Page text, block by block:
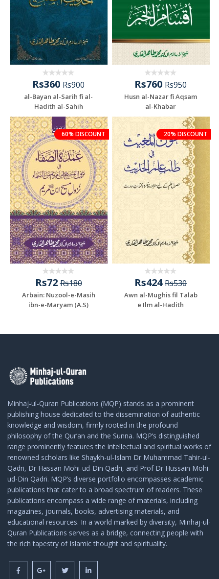
Rs360 Rs900
al-Bayan al-Sarih fi al-
Hadith al-Sahih
Rs760 Rs950
Husn al-Nazar fi Aqsam
al-Khabar
60% DISCOUNT
Rs72Rs180
Arbain: Nuzool-e-Masih
ibn-e-Maryam (A.S)
20% DISCOUNT
Rs424Rs530
Awn al-Mughis fil Talab
e Ilm al-Hadith
Minhaj-ul-Quran Publications (MQP) stands as a prominent
publishing house dedicated to the dissemination of authentic
knowledge and wisdom, firmly rooted in the profound
philosophy of the Qur’an and the Sunna. MQP’s distinguished
range prominently features the intellectual and spiritual works of
renowned scholars like Shaykh-ul-Islam Dr Muhammad Tahir-ul-
Qadri, Dr Hassan Mohi-ud-Din Qadri, and Prof Dr Hussain Mohi-
ud-Din Qadri. MQP’s diverse portfolio encompasses academic
publications that cater to a broad spectrum of readers. These
publications encompass a wide range of materials, including
magazines, journals, books, advertising materials, and
educational resources. In a world marked by diversity, Minhaj-ul-
Quran Publications serves as a bridge, connecting people with
the rich tapestry of Islamic thought and spirituality.